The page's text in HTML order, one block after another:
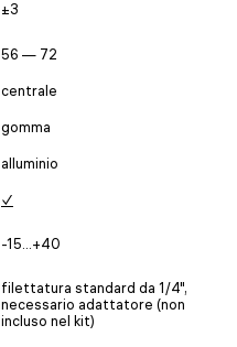
±3
56 — 72
centrale
gomma
alluminio
✓
-15...+40
filettatura standard da 1/4",
necessario adattatore (non
incluso nel kit)